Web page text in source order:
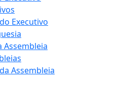
Executivo
Assembleia
Assembleia